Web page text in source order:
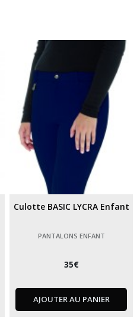
Culotte BASIC LYCRA Enfant
PANTALONS ENFANT
35€
AJOUTER AU PANIER